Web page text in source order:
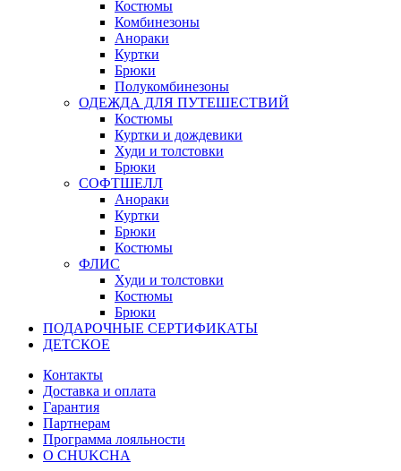
Костюмы
Комбинезоны
Анораки
Куртки
Брюки
Полукомбинезоны
ОДЕЖДА ДЛЯ ПУТЕШЕСТВИЙ
Костюмы
Куртки и дождевики
Худи и толстовки
Брюки
СОФТШЕЛЛ
Анораки
Куртки
Брюки
Костюмы
ФЛИС
Худи и толстовки
Костюмы
Брюки
ПОДАРОЧНЫЕ СЕРТИФИКАТЫ
ДЕТСКОЕ
Контакты
Доставка и оплата
Гарантия
Партнерам
Программа лояльности
О CHUKCHA